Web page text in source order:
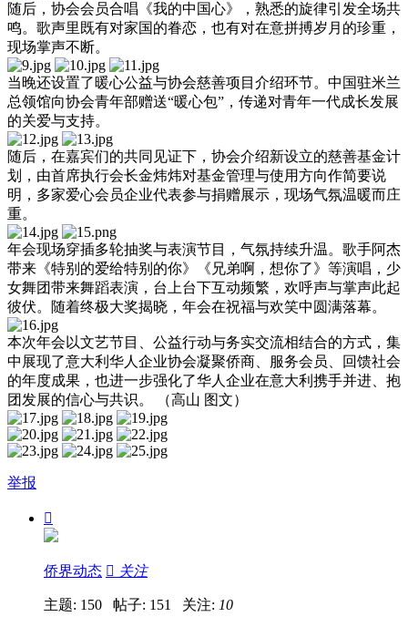
随后，协会会员合唱《我的中国心》，熟悉的旋律引发全场共
鸣。歌声里既有对家国的眷恋，也有对在意拼搏岁月的珍重，
现场掌声不断。
当晚还设置了暖心公益与协会慈善项目介绍环节。中国驻米兰
总领馆向协会青年部赠送“暖心包”，传递对青年一代成长发展
的关爱与支持。
随后，在嘉宾们的共同见证下，协会介绍新设立的慈善基金计
划，由首席执行会长金炜炜对基金管理与使用方向作简要说
明，多家爱心会员企业代表参与捐赠展示，现场气氛温暖而庄
重。
年会现场穿插多轮抽奖与表演节目，气氛持续升温。歌手阿杰
带来《特别的爱给特别的你》《兄弟啊，想你了》等演唱，少
女舞团带来舞蹈表演，台上台下互动频繁，欢呼声与掌声此起
彼伏。随着终极大奖揭晓，年会在祝福与欢笑中圆满落幕。
本次年会以文艺节目、公益行动与务实交流相结合的方式，集
中展现了意大利华人企业协会凝聚侨商、服务会员、回馈社会
的年度成果，也进一步强化了华人企业在意大利携手并进、抱
团发展的信心与共识。 （高山 图文）
举报

侨界动态  关注
主题: 150 帖子: 151 关注: 10